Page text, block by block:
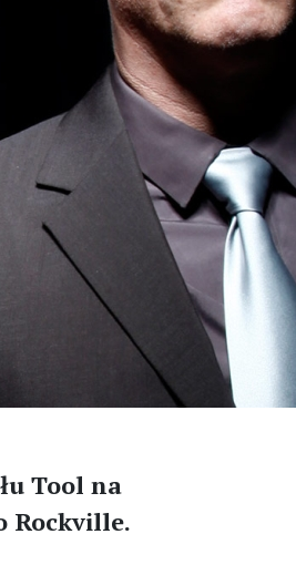
Tool na
Rockville.